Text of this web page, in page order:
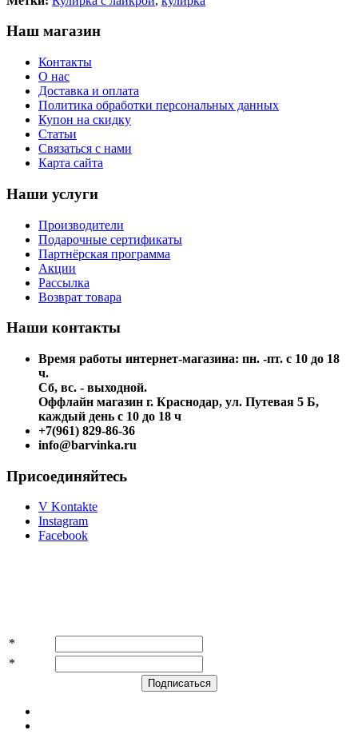
Наш магазин
Контакты
О нас
Доставка и оплата
Политика обработки персональных данных
Купон на скидку
Статьи
Связаться с нами
Карта сайта
Наши услуги
Производители
Подарочные сертификаты
Партнёрская программа
Акции
Рассылка
Возврат товара
Наши контакты
Время работы интернет-магазина: пн. -пт. с 10 до 18
ч.
Сб, вс. - выходной.
Оффлайн магазин г. Краснодар, ул. Путевая 5 Б,
каждый день с 10 до 18 ч
+7(961) 829-86-36
info@barvinka.ru
Присоединяйтесь
V Kontakte
Instagram
Facebook
*
*